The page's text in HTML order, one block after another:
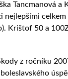
Tancmanová a
nejlepšími
Krištof 50 a
z ročníku